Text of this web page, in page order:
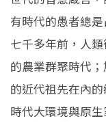
有時代的愚者總
七千多年前，人
的農業群聚時代
的近代祖先在內
時代大環境與原